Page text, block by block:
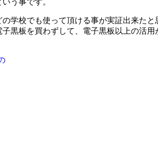
う事です。
学校でも使って頂ける事が実証出来た
黒板を買わずして、電子黒板以上の活